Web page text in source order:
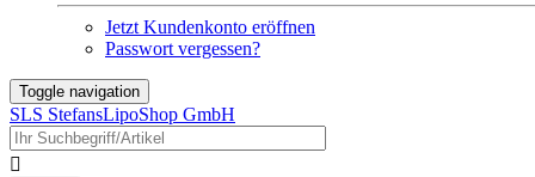
Jetzt Kundenkonto eröffnen
Passwort vergessen?
Toggle navigation
SLS StefansLipoShop GmbH
